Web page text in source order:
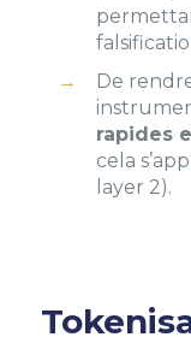
De
rapides
cela
layer 2).